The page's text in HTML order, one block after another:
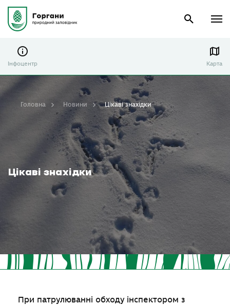
Інфоцентр Карта
Цікаві знахідки
Головна Новини Цікаві знахідки
При патрулюванні обходу інспектором з